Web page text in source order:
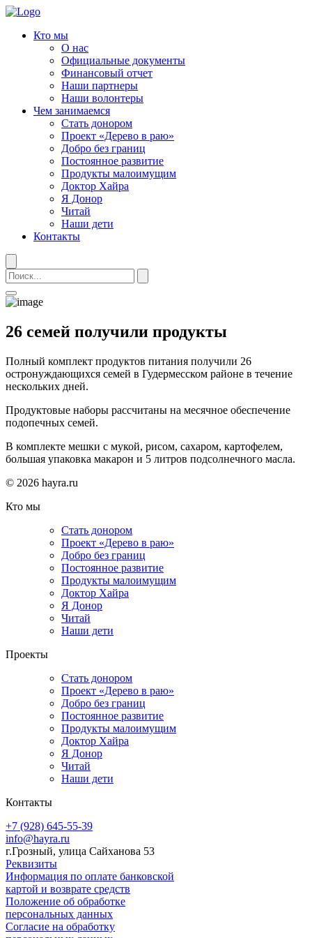
Кто мы
О нас
Официальные документы
Финансовый отчет
Наши партнеры
Наши волонтеры
Чем занимаемся
Стать донором
Проект «Дерево в раю»
Добро без границ
Постоянное развитие
Продукты малоимущим
Доктор Хайра
Я Донор
Читай
Наши дети
Контакты
26 семей получили продукты
Полный комплект продуктов питания получили 26
остронуждающихся семей в Гудермесском районе в течение
нескольких дней.
Продуктовые наборы рассчитаны на месячное обеспечение
подопечных семей.
В комплекте мешки с мукой, рисом, сахаром, картофелем,
большая упаковка макарон и 5 литров подсолнечного масла.
© 2026 hayra.ru
Кто мы
Стать донором
Проект «Дерево в раю»
Добро без границ
Постоянное развитие
Продукты малоимущим
Доктор Хайра
Я Донор
Читай
Наши дети
Проекты
Стать донором
Проект «Дерево в раю»
Добро без границ
Постоянное развитие
Продукты малоимущим
Доктор Хайра
Я Донор
Читай
Наши дети
Контакты
+7 (928) 645-55-39
info@hayra.ru
г.Грозный, улица Сайханова 53
Реквизиты
Информация по оплате банковской
картой и возврате средств
Положение об обработке
персональных данных
Согласие на обработку